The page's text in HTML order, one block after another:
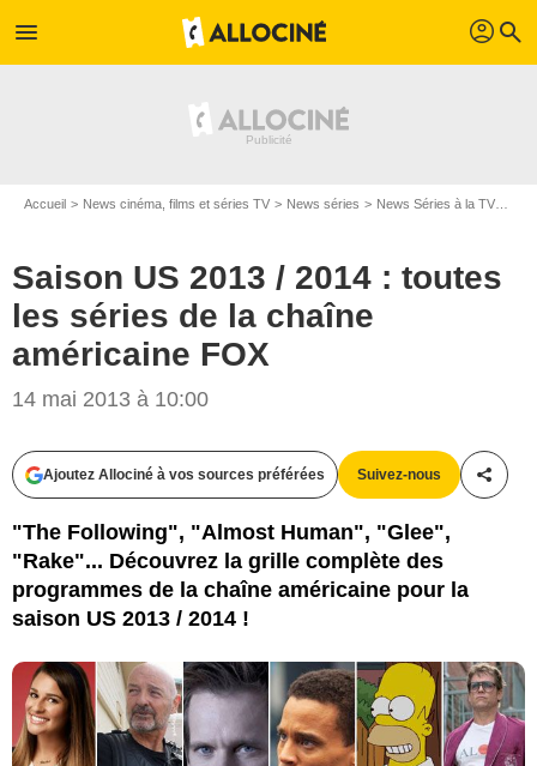
menu profil search
Accueil News cinéma, films et séries TV News séries News Séries à la TV
Saison US 2013 / 2014 : toutes
les séries de la chaîne
américaine FOX
14 mai 2013 à 10:00
Ajoutez Allociné à vos sources préférées Suivez-nous
"The Following", "Almost Human", "Glee",
"Rake"... Découvrez la grille complète des
programmes de la chaîne américaine pour la
saison US 2013 / 2014 !